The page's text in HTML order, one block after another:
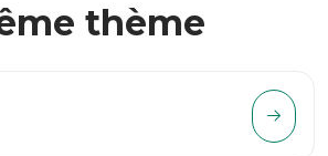
thème